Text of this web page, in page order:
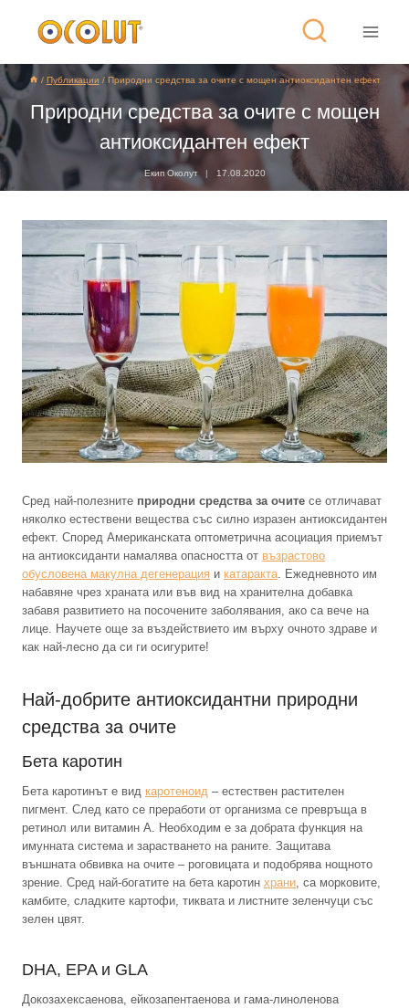
/ Публикации / Природни средства за очите с мощен антиоксидантен ефект
Природни средства за очите с мощен
антиоксидантен ефект
Екип Околут 17.08.2020
Сред най-полезните природни средства за очите се отличават
няколко естествени вещества със силно изразен антиоксидантен
ефект. Според Американската оптометрична асоциация приемът
на антиоксиданти намалява опасността от възрастово
обусловена макулна дегенерация и катаракта. Ежедневното им
набавяне чрез храната или във вид на хранителна добавка
забавя развитието на посочените заболявания, ако са вече на
лице. Научете още за въздействието им върху очното здраве и
как най-лесно да си ги осигурите!
Най-добрите антиоксидантни природни
средства за очите
Бета каротин
Бета каротинът е вид каротеноид – естествен растителен
пигмент. След като се преработи от организма се превръща в
ретинол или витамин А. Необходим е за добрата функция на
имунната система и зарастването на раните. Защитава
външната обвивка на очите – роговицата и подобрява нощното
зрение. Сред най-богатите на бета каротин храни, са морковите,
камбите, сладките картофи, тиквата и листните зеленчуци със
зелен цвят.
DHA, EPA и GLA
Докозахексаенова, ейкозапентаeнова и гама-линоленова